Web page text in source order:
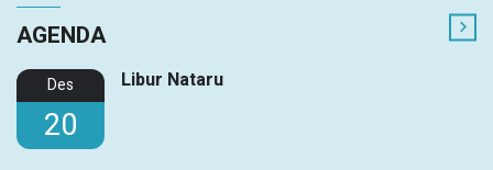
AGENDA
Des
20
Libur Nataru